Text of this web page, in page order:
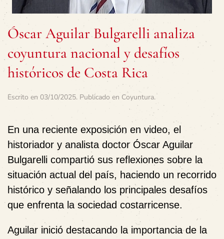
Óscar Aguilar Bulgarelli analiza
coyuntura nacional y desafíos
históricos de Costa Rica
Escrito en 03/10/2025. Publicado en Coyuntura.
En una reciente exposición en video, el
historiador y analista doctor Óscar Aguilar
Bulgarelli compartió sus reflexiones sobre la
situación actual del país, haciendo un recorrido
histórico y señalando los principales desafíos
que enfrenta la sociedad costarricense.
Aguilar inició destacando la importancia de la